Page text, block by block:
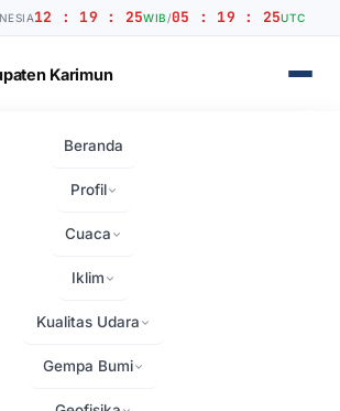
12 : 19 : 26WIB /05 : 19 : 26UTC
Karimun
Beranda
Profil
Cuaca
Iklim
Kualitas Udara
Gempa Bumi
BMKG ke BMKG Karimun –…